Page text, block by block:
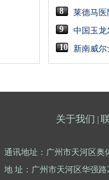
8
莱德马医
9
中国玉
10 新南威尔
关于我们
通讯地址：广州市天河区奥
地 址：广州市天河区华强路